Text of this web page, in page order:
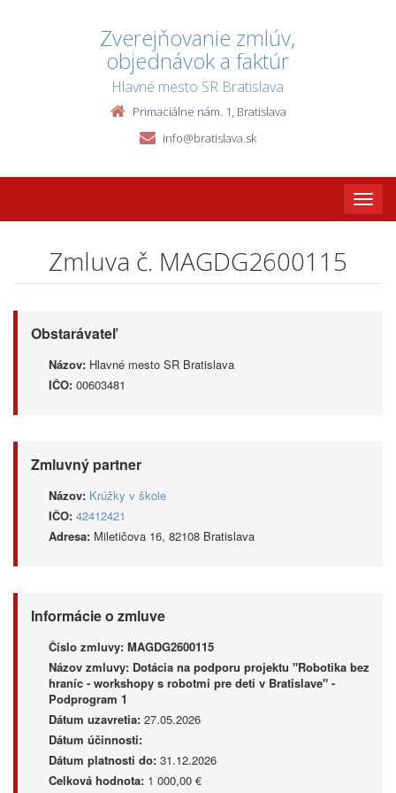
Zverejňovanie zmlúv,
objednávok a faktúr
Hlavné mesto SR Bratislava
Primaciálne nám. 1, Bratislava
info@bratislava.sk
Toggle
Zmluva č. MAGDG2600115
Obstarávateľ
Názov: Hlavné mesto SR Bratislava
IČO: 00603481
Zmluvný partner
Názov: Krúžky v škole
IČO: 42412421
Adresa: Miletičova 16, 82108 Bratislava
Informácie o zmluve
Číslo zmluvy: MAGDG2600115
Názov zmluvy: Dotácia na podporu projektu "Robotika bez
hraníc - workshopy s robotmi pre deti v Bratislave" -
Podprogram 1
Dátum uzavretia: 27.05.2026
Dátum účinnosti:
Dátum platnosti do: 31.12.2026
Celková hodnota: 1 000,00 €